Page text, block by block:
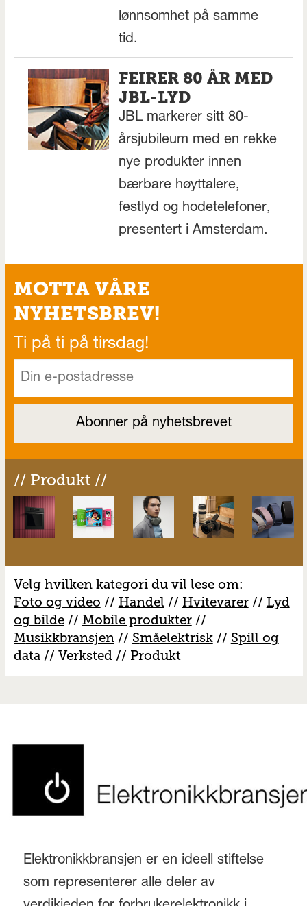
lønnsomhet på samme
tid.
FEIRER 80 ÅR MED
JBL-LYD
JBL markerer sitt 80-
årsjubileum med en rekke
nye produkter innen
bærbare høyttalere,
festlyd og hodetelefoner,
presentert i Amsterdam.
MOTTA VÅRE
NYHETSBREV!
Ti på ti på tirsdag!
// Produkt //
Velg hvilken kategori du vil lese om:
Foto og video // Handel // Hvitevarer// Lyd
og bilde// Mobile produkter//
Musikkbransjen// Småelektrisk// Spill og
data// Verksted// Produkt
Elektronikkbransjen er en ideell stiftelse
som representerer alle deler av